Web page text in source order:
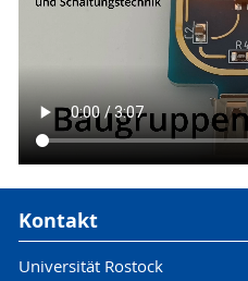
Kontakt
Universität Rostock